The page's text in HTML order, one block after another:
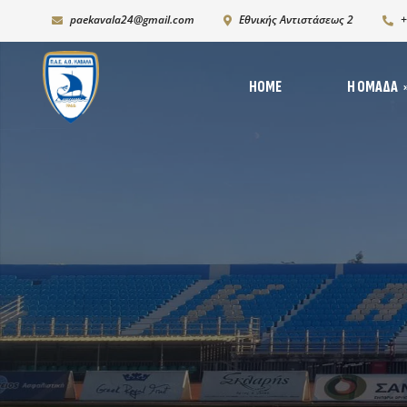
paekavala24@gmail.com Εθνικής Αντιστάσεως 2
HOME Η ΟΜΆΔΑ
Χορηγικό πλάνο –
Πρόγραμμα
Υποδομών